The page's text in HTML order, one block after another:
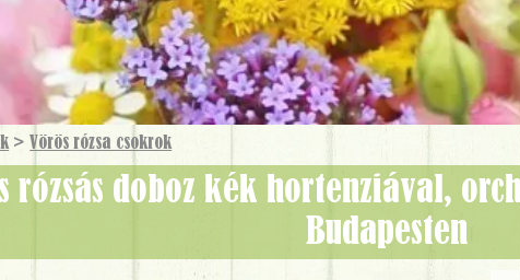
> Vörös rózsa csokrok
Budapesten